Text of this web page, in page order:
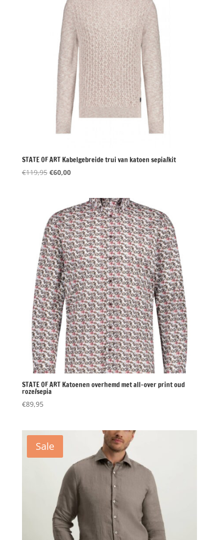
STATE OF ART Kabelgebreide trui van katoen sepia/kit
€119,95 Oorspronkelijke
€119,95.
€60,00Huidige
€60,00.
STATE OF ART Katoenen overhemd met all-over print oud
roze/sepia
€89,95
Sale